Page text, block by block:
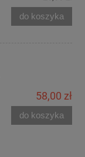
do koszyka
58,00 zł
do koszyka